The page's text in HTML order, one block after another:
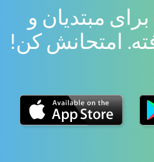
مبتدیان و
امتحانش کن!